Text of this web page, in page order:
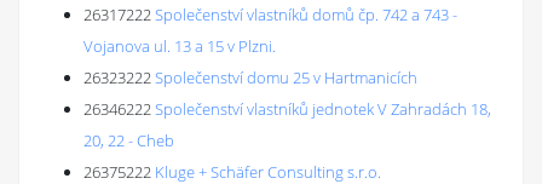
26317222Společenství vlastníků domů čp. 742 a 743 -
Vojanova ul. 13 a 15 v Plzni.
26323222Společenství domu 25 v Hartmanicích
26346222Společenství vlastníků jednotek V Zahradách 18,
20, 22 - Cheb
26375222 Kluge + Schäfer Consulting s.r.o.